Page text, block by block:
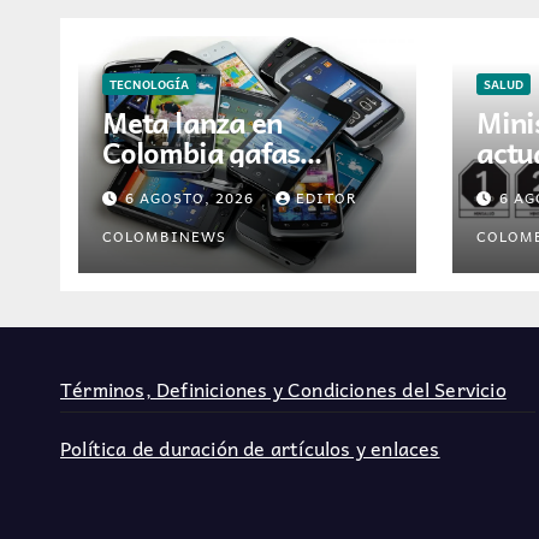
TECNOLOGÍA
Meta lanza en
Colombia gafas
inteligentes con
asistente de
inteligencia artificial
6 AGOSTO, 2026
EDITOR
COLOMBINEWS
SALUD
de
6
Términos, Definiciones y Condiciones del Servicio
Política de duración de artículos y enlaces